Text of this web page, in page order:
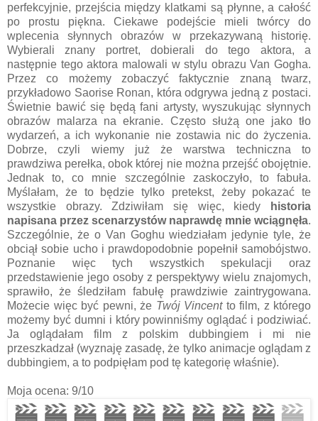
perfekcyjnie, przejścia między klatkami są płynne, a całość
po prostu piękna. Ciekawe podejście mieli twórcy do
wplecenia słynnych obrazów w przekazywaną historię.
Wybierali znany portret, dobierali do tego aktora, a
następnie tego aktora malowali w stylu obrazu Van Gogha.
Przez co możemy zobaczyć faktycznie znaną twarz,
przykładowo Saorise Ronan, która odgrywa jedną z postaci.
Świetnie bawić się będą fani artysty, wyszukując słynnych
obrazów malarza na ekranie. Często służą one jako tło
wydarzeń, a ich wykonanie nie zostawia nic do życzenia.
Dobrze, czyli wiemy już że warstwa techniczna to
prawdziwa perełka, obok której nie można przejść obojętnie.
Jednak to, co mnie szczególnie zaskoczyło, to fabuła.
Myślałam, że to będzie tylko pretekst, żeby pokazać te
wszystkie obrazy. Zdziwiłam się więc, kiedy
historia
napisana przez scenarzystów naprawdę mnie wciągnęła.
Szczególnie, że o Van Goghu wiedziałam jedynie tyle, że
obciął sobie ucho i prawdopodobnie popełnił samobójstwo.
Poznanie więc tych wszystkich spekulacji oraz
przedstawienie jego osoby z perspektywy wielu znajomych,
sprawiło, że śledziłam fabułę prawdziwie zaintrygowana.
Możecie więc być pewni, że Twój Vincentto film, z którego
możemy być dumni i który powinniśmy oglądać i podziwiać.
Ja oglądałam film z polskim dubbingiem i mi nie
przeszkadzał (wyznaję zasadę, że tylko animacje oglądam z
dubbingiem, a to podpięłam pod tę kategorię właśnie).
Moja ocena: 9/10